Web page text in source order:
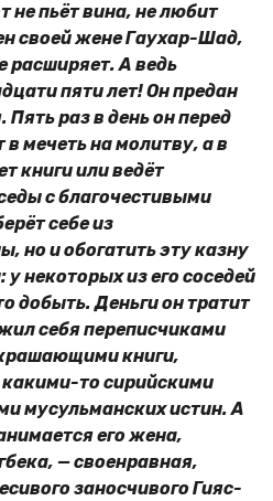
не пьёт вина, не любит
своей жене Гаухар-Шад,
расширяет. А ведь
пяти лет! Он предан
раз в день он перед
мечеть на молитву, а в
книги или ведёт
с благочестивыми
себе из
но и обогатить эту казну
у некоторых из его соседей
добыть. Деньги он тратит
себя переписчиками
книги,
то сирийскими
мусульманских истин. А
его жена,
— своенравная,
заносчивого Гияс-